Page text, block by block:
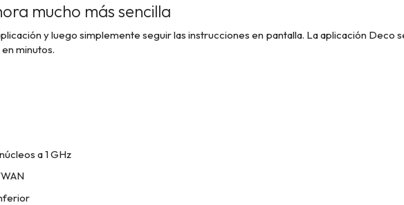
mucho más sencilla
y luego simplemente seguir las instrucciones en pantalla. La aplicación Deco
minutos.
a 1 GHz